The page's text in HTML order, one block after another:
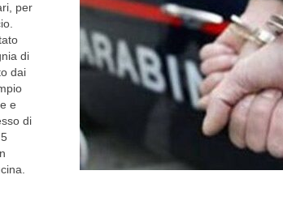
per
di
dai
e
di